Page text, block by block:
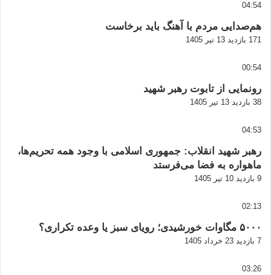
04:54
هم‌صدایی مردم با آهنگ باید برخاست
171 بازدید 13 تیر 1405
00:54
رونمایی از تابوت رهبر شهید
38 بازدید 13 تیر 1405
04:53
رهبر شهید انقلاب: جمهوری اسلامی با وجود همه تحریم‌ها،
ماهواره به فضا می‌فرستد
9 بازدید 10 تیر 1405
02:13
۵۰۰۰ مگاوات خورشیدی؛ رویای سبز یا وعده تکراری؟
7 بازدید 23 خرداد 1405
03:26